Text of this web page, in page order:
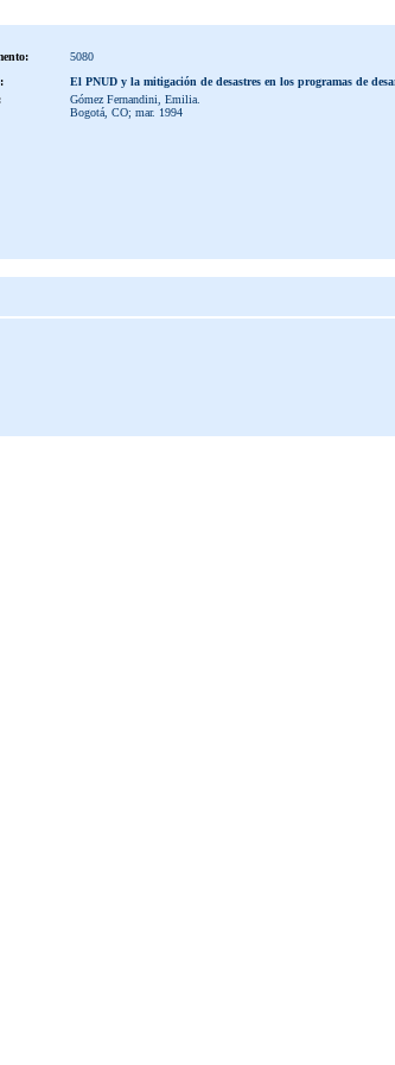
5080
El PNUD y la mitigación de desastres en los programas de
Gómez Fernandini, Emilia.
Bogotá, CO; mar. 1994